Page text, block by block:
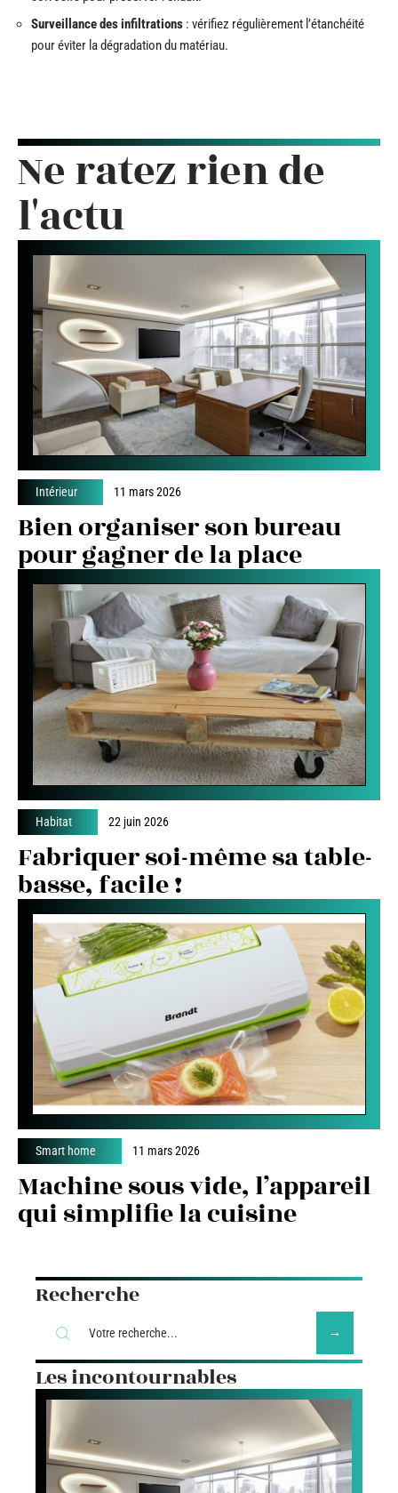
Surveillance des infiltrations : vérifiez régulièrement l’étanchéité
pour éviter la dégradation du matériau.
Ne ratez rien de
l'actu
Intérieur 11 mars 2026
Bien organiser son bureau
pour gagner de la place
Habitat 22 juin 2026
Fabriquer soi-même sa table-
basse, facile !
Smart home 11 mars 2026
Machine sous vide, l’appareil
qui simplifie la cuisine
Recherche
Les incontournables